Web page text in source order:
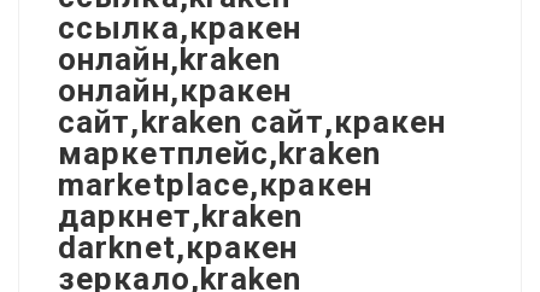
ссылка,кракен
онлайн,kraken
онлайн,кракен
сайт,kraken сайт,кракен
маркетплейс,kraken
marketplace,кракен
даркнет,kraken
darknet,кракен
зеркало,kraken